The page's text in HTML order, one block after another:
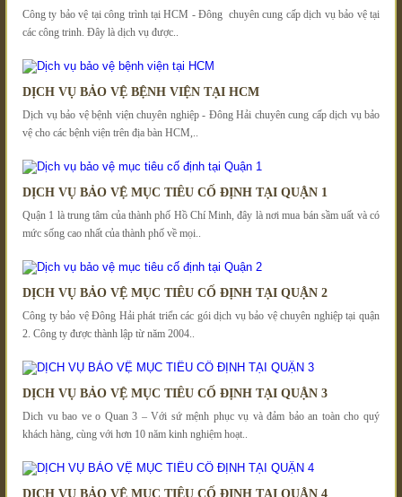
Công ty bảo vệ tại công trình tại HCM - Đông chuyên cung cấp dịch vụ bảo vệ tại
các công trinh. Đây là dịch vụ được..
DỊCH VỤ BẢO VỆ BỆNH VIỆN TẠI HCM
Dịch vụ bảo vệ bệnh viện chuyên nghiệp - Đông Hải chuyên cung cấp dịch vụ bảo
vệ cho các bệnh viện trên địa bàn HCM,..
DỊCH VỤ BẢO VỆ MỤC TIÊU CỐ ĐỊNH TẠI QUẬN 1
Quận 1 là trung tâm của thành phố Hồ Chí Minh, đây là nơi mua bán sầm uất và có
mức sống cao nhất của thành phố về mọi..
DỊCH VỤ BẢO VỆ MỤC TIÊU CỐ ĐỊNH TẠI QUẬN 2
Công ty bảo vệ Đông Hải phát triển các gói dịch vụ bảo vệ chuyên nghiệp tại quận
2. Công ty được thành lập từ năm 2004..
DỊCH VỤ BẢO VỆ MỤC TIÊU CỐ ĐỊNH TẠI QUẬN 3
Dich vu bao ve o Quan 3 – Với sứ mệnh phục vụ và đảm bảo an toàn cho quý
khách hàng, cùng với hơn 10 năm kinh nghiệm hoạt..
DỊCH VỤ BẢO VỆ MỤC TIÊU CỐ ĐỊNH TẠI QUẬN 4